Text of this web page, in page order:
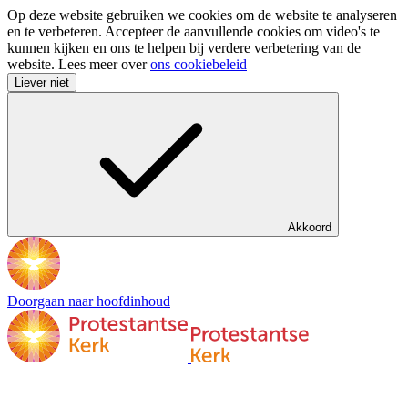
Op deze website gebruiken we cookies om de website te analyseren
en te verbeteren. Accepteer de aanvullende cookies om video's te
kunnen kijken en ons te helpen bij verdere verbetering van de
website. Lees meer overons cookiebeleid
Liever niet
Akkoord
Doorgaan naar hoofdinhoud